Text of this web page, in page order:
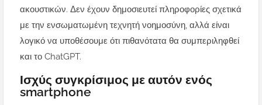
ακουστικών. Δεν έχουν δημοσιευτεί πληροφορίες σχετικά
με την ενσωματωμένη τεχνητή νοημοσύνη, αλλά είναι
λογικό να υποθέσουμε ότι πιθανότατα θα συμπεριληφθεί
και το ChatGPT.
Ισχύς συγκρίσιμος με αυτόν ενός
smartphone